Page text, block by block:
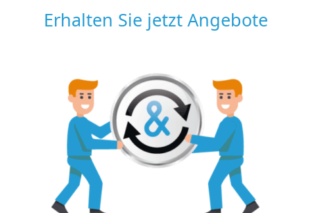
Erhalten Sie jetzt Angebote